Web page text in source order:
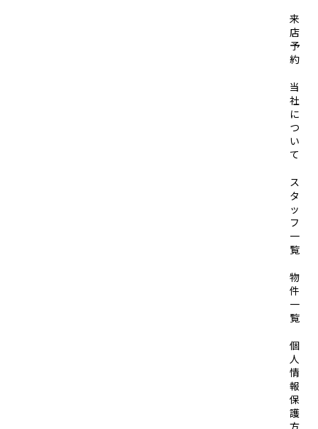
来
店
予
約
当
社
に
つ
い
て
ス
タ
ッ
フ
一
覧
物
件
一
覧
個
人
情
報
保
護